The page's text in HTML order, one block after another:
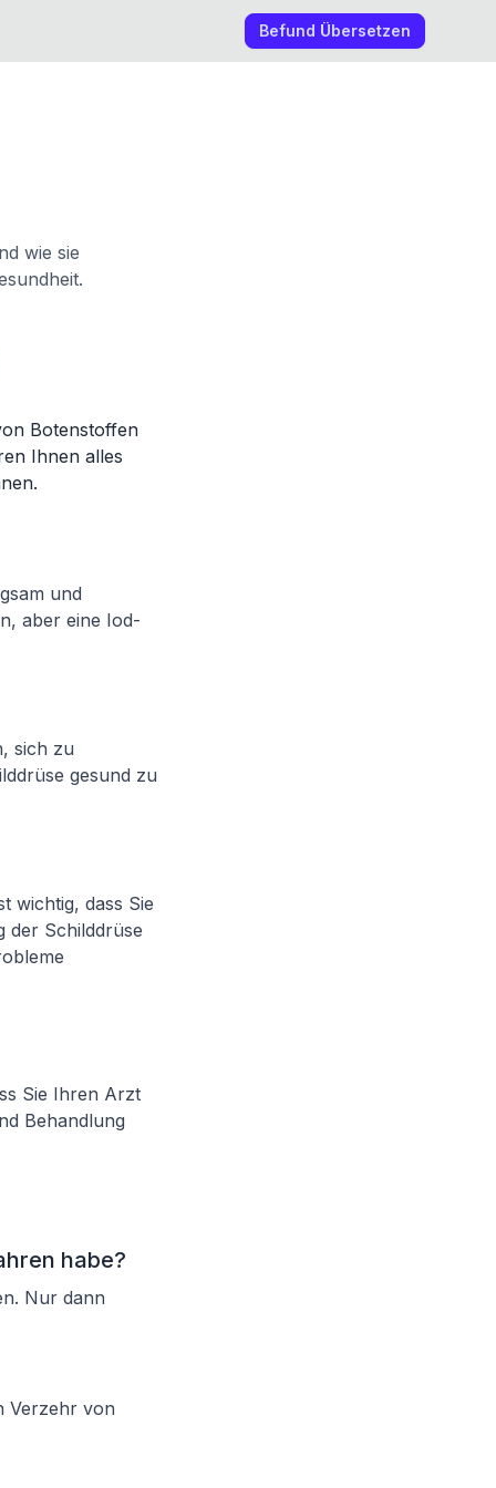
Befund Übersetzen
wie sie
Botenstoffen
Ihnen alles
und
aber eine Iod-
sich zu
gesund zu
wichtig, dass Sie
der Schilddrüse
Sie Ihren Arzt
Behandlung
habe?
Nur dann
Verzehr von